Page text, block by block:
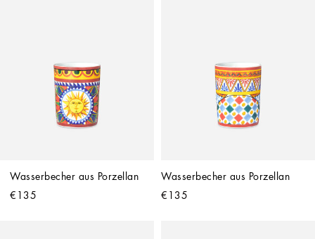
Wasserbecher aus Porzellan
€135
Wasserbecher aus Porzellan
€135